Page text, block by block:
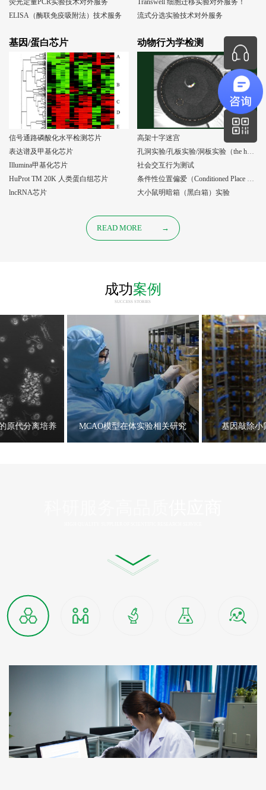
荧光定量PCR实验技术对外服务
ELISA（酶联免疫吸附法）技术服务
Transwell 细胞迁移实验对外服务！
流式分选实验技术对外服务
基因/蛋白芯片
信号通路磷酸化水平检测芯片
表达谱及甲基化芯片
Illumina甲基化芯片
HuProt TM 20K 人类蛋白组芯片
lncRNA芯片
动物行为学检测
高架十字迷宫
孔洞实验/孔板实验/洞板实验（the holeboard test）
社会交互行为测试
条件性位置偏爱（Conditioned Place Preference, CPP）实验
大小鼠明暗箱（黑白箱）实验
READ MORE →
成功案例
SUCCESS STORIES
原代分离培养 MCAO模型在体实验相关研究 基因敲除小